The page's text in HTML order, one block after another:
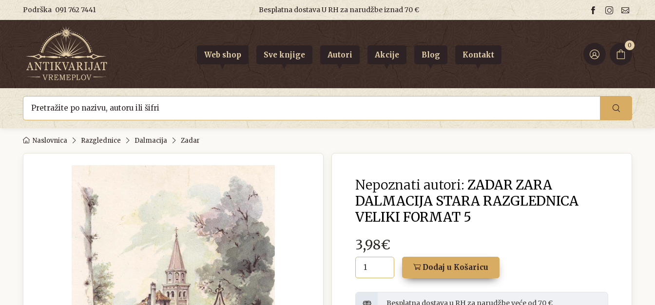
Podrška 091 762 7441 Besplatna dostava U RH za narudžbe iznad 70 €
0
Web shop Sve knjige Autori Akcije Blog Kontakt
Naslovnica Razglednice Dalmacija Zadar
Nepoznati autori: ZADAR ZARA
DALMACIJA STARA RAZGLEDNICA
VELIKI FORMAT 5
3,98€
Dodaj u Košaricu
Besplatna dostava u RH za narudžbe veće od 70 €